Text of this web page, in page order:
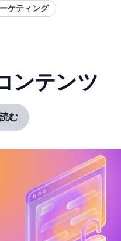
ケティング
ンテンツ
む